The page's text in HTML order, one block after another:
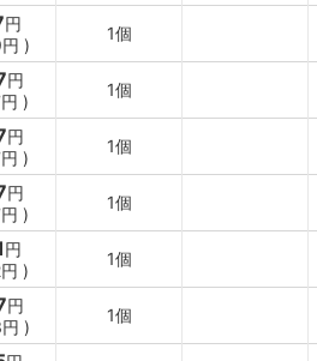
円
)
1個
円
)
1個
円
)
1個
円
)
1個
円
)
1個
円
)
1個